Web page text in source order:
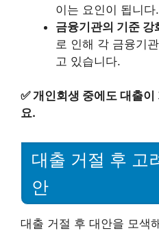
이는 요인이 됩니다.
금융기관의 기준 강
로 인해 각 금융기
고 있습니다.
✅개인회생 중에도 대출이
요.
대출 거절 후 고
안
대출 거절 후 대안을 모색